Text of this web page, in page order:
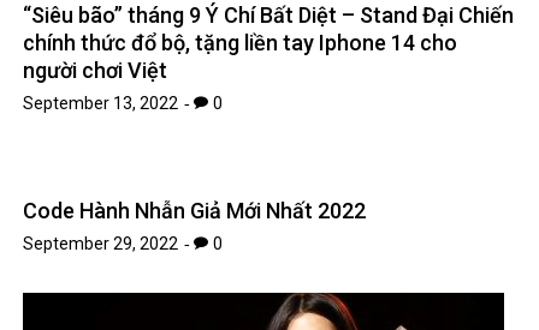
“Siêu bão” tháng 9 Ý Chí Bất Diệt – Stand Đại Chiến
chính thức đổ bộ, tặng liền tay Iphone 14 cho
người chơi Việt
September 13, 2022 0
Code Hành Nhẫn Giả Mới Nhất 2022
September 29, 2022 0